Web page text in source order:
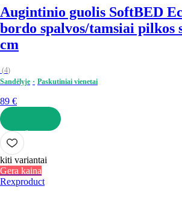
Augintinio guolis SoftBED
bordo spalvos/tamsiai pilkos
cm
(4)
Sandėlyje
Paskutiniai vienetai
89 €
Į KREPŠELĮ
kiti variantai
Gera kaina
Rexproduct